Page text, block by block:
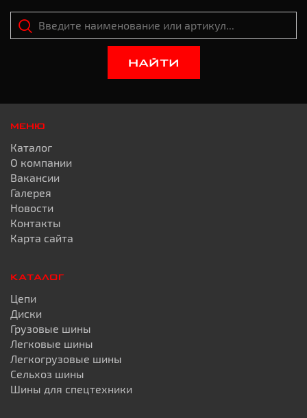
НАЙТИ
МЕНЮ
Каталог
О компании
Вакансии
Галерея
Новости
Контакты
Карта сайта
КАТАЛОГ
Цепи
Диски
Грузовые шины
Легковые шины
Легкогрузовые шины
Сельхоз шины
Шины для спецтехники